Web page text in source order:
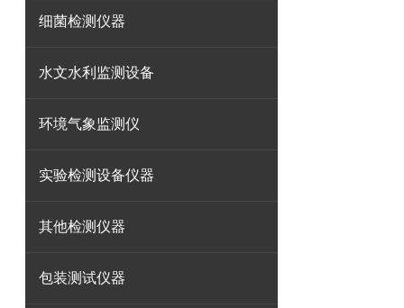
细菌检测仪器
水文水利监测设备
环境气象监测仪
实验检测设备仪器
其他检测仪器
包装测试仪器